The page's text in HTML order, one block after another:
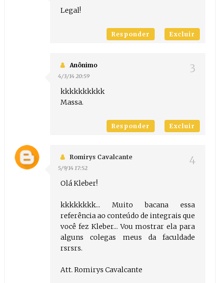
Legal!
Responder Excluir
Anônimo
4/3/14 20:59
kkkkkkkkkk
Massa.
Responder Excluir
Romirys Cavalcante
5/9/14 17:52
Olá Kleber!
kkkkkkkk... Muito bacana essa
referência ao conteúdo de integrais que
você fez Kleber... Vou mostrar ela para
alguns colegas meus da faculdade
rsrsrs.
Att. Romirys Cavalcante